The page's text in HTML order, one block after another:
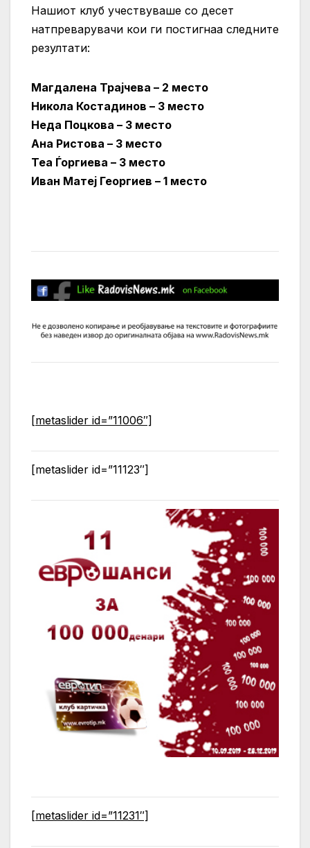
Нашиот клуб учествуваше со десет
натпреварувачи кои ги постигнаа следните
резултати:
Магдалена Трајчева – 2 место
Никола Костадинов – 3 место
Неда Поцкова – 3 место
Ана Ристова – 3 место
Теа Ѓоргиева – 3 место
Иван Матеј Георгиев – 1 место
[metaslider id=”11006″]
[metaslider id=”11123″]
[metaslider id=”11231″]